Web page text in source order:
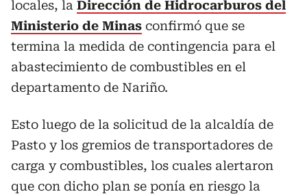
locales, la Dirección de Hidrocarburos del
Ministerio de Minas confirmó que se
termina la medida de contingencia para el
abastecimiento de combustibles en el
departamento de Nariño.
Esto luego de la solicitud de la alcaldía de
Pasto y los gremios de transportadores de
carga y combustibles, los cuales alertaron
que con dicho plan se ponía en riesgo la